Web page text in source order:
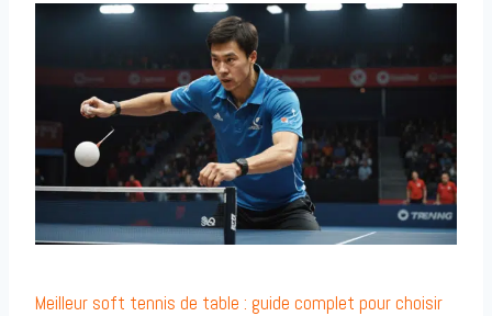
Meilleur soft tennis de table : guide complet pour choisir